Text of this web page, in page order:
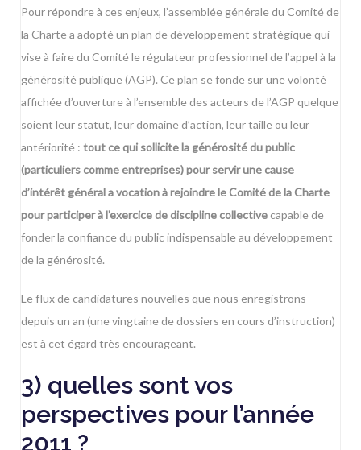
Pour répondre à ces enjeux, l’assemblée générale du Comité de
la Charte a adopté un plan de développement stratégique qui
vise à faire du Comité le régulateur professionnel de l’appel à la
générosité publique (AGP). Ce plan se fonde sur une volonté
affichée d’ouverture à l’ensemble des acteurs de l’AGP quelque
soient leur statut, leur domaine d’action, leur taille ou leur
antériorité : tout ce qui sollicite la générosité du public
(particuliers comme entreprises) pour servir une cause
d’intérêt général a vocation à rejoindre le Comité de la Charte
pour participer à l’exercice de discipline collective capable de
fonder la confiance du public indispensable au développement
de la générosité.
Le flux de candidatures nouvelles que nous enregistrons
depuis un an (une vingtaine de dossiers en cours d’instruction)
est à cet égard très encourageant.
3) quelles sont vos
perspectives pour l’année
2011 ?